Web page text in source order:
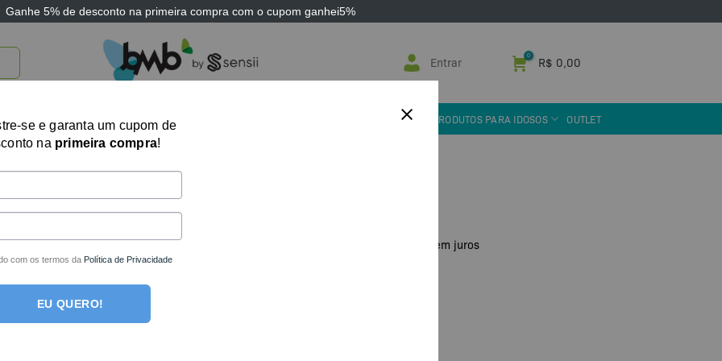
Ganhe 5% de desconto na primeira compra com o cupom ganhei5%
Entrar R$ 0,00
BRINQUEDOS E JOGOS TECNOLOGIA ASSISTIVA PRODUTOS PARA IDOSOS OUTLET
sem juros
se e garanta um cupom de
na primeira compra!
com os termos da Política de Privacidade
EU QUERO!